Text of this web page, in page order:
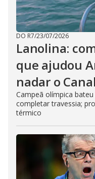
DO R7/23/07/2026
Lanolina:
que ajudou
nadar o
Campeã olímpica
completar travessia;
térmico